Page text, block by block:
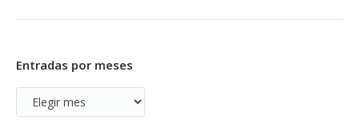
Entradas por meses
Entradas
por